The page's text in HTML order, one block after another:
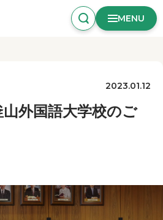
MENU
2023.01.12
山外国語大学校のご